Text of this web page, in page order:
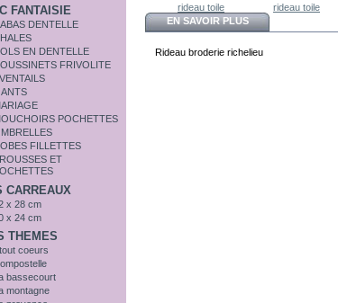
FANTAISIE
DENTELLE
EN DENTELLE
FRIVOLITE
POCHETTES
FILLETTES
ET
CARREAUX
x 28 cm
x 24 cm
THEMES
coeurs
bassecourt
montagne
rideau toile rideau toile
EN SAVOIR PLUS
Rideau broderie richelieu